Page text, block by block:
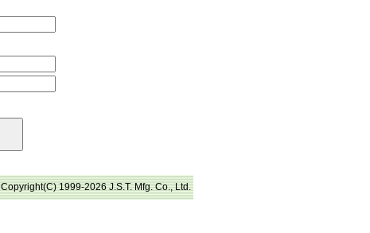
Copyright(C) 1999-2026 J.S.T. Mfg. Co., Ltd.